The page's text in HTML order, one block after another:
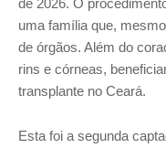
uma família que,
de órgãos. Além do
rins e córneas,
transplante no Ceará.
Esta foi a segunda